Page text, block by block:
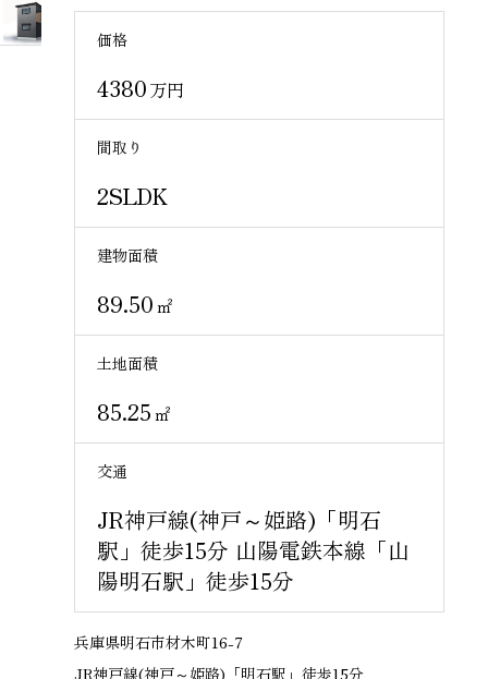
価格
4380万円
間取り
2SLDK
建物面積
89.50㎡
土地面積
85.25㎡
交通
JR神戸線(神戸～姫路)「明石
駅」徒歩15分 山陽電鉄本線「山
陽明石駅」徒歩15分
兵庫県明石市材木町16-7
JR神戸線(神戸～姫路)「明石駅」徒歩15分